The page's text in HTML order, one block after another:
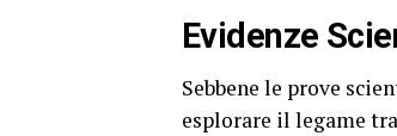
Evidenze
Sebbene le prove
esplorare il legame